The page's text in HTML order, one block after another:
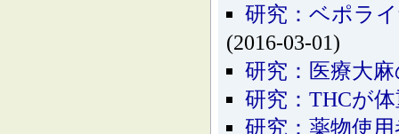
研究：ベポラ
(2016-03-01)
研究：医療大
研究：THCが
研究：薬物使